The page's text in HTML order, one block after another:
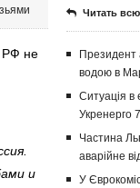
РФ не
и
Читать
Президент
водою в
Ситуація в
Укренерго
Частина
аварійне
У